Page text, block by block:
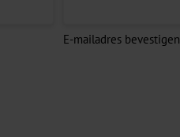
E-mailadres bevestigen